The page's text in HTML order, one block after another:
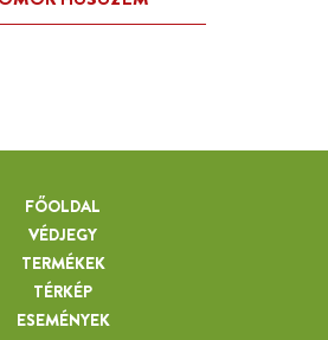
FŐOLDAL
VÉDJEGY
TERMÉKEK
TÉRKÉP
ESEMÉNYEK